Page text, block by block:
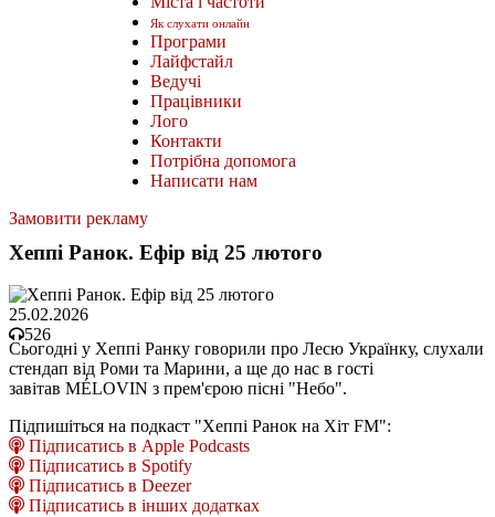
Як слухати онлайн
Програми
Лайфстайл
Ведучі
Працівники
Лого
Контакти
Потрібна допомога
Написати нам
Замовити рекламу
Хеппі Ранок. Ефір від 25 лютого
25.02.2026
526
Сьогодні у Хеппі Ранку говорили про Лесю Українку, слухали
стендап від Роми та Марини, а ще до нас в гості
завітав MÉLOVIN з прем'єрою пісні "Небо".
Підпишіться на подкаст "Хеппі Ранок на Хіт FM":
Підписатись в Apple Podcasts
Підписатись в Spotify
Підписатись в Deezer
Підписатись в інших додатках